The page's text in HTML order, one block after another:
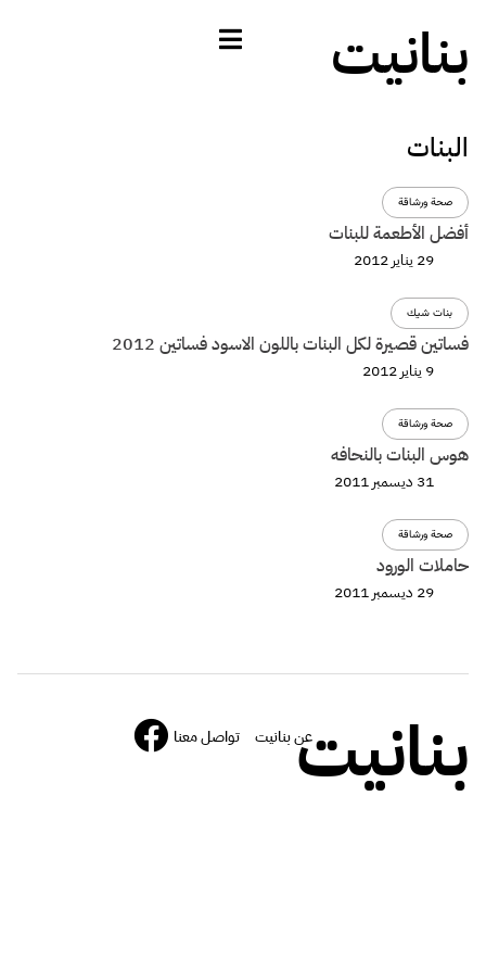
بنانيت
البنات
صحة ورشاقة
أفضل الأطعمة للبنات
29 يناير 2012
بنات شيك
فساتين قصيرة لكل البنات باللون الاسود فساتين 2012
9 يناير 2012
صحة ورشاقة
هوس البنات بالنحافه
31 ديسمبر 2011
صحة ورشاقة
حاملات الورود
29 ديسمبر 2011
بنانيتعن بنانيت تواصل معنا